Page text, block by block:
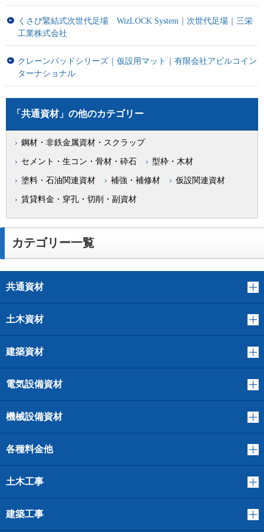
くさび緊結式次世代足場 WizLOCK System｜次世代足場｜三栄
工業株式会社
クレーンパッドシリーズ｜仮設用マット｜有限会社アビルコイン
ターナショナル
「共通資材」の他のカテゴリー
鋼材・非鉄金属資材・スクラップ
セメント・生コン・骨材・砕石 型枠・木材
塗料・石油関連資材 補強・補修材 仮設関連資材
賃貸料金・穿孔・切削・副資材
カテゴリー一覧
共通資材
土木資材
建築資材
電気設備資材
機械設備資材
各種料金他
土木工事
建築工事